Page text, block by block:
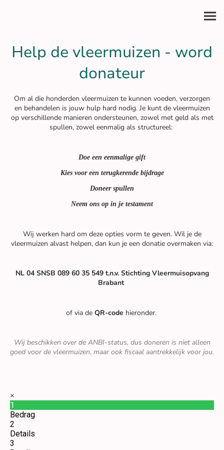
Help de vleermuizen - word
donateur
Om al die honderden vleermuizen te kunnen voeden, verzorgen
en behandelen is jouw hulp hard nodig. Je kunt de vleermuizen
op verschillende manieren ondersteunen, zowel met geld als met
spullen, zowel eenmalig als structureel:
Doe een eenmalige gift
Kies voor een terugkerende bijdrage
Doneer spullen
Neem ons op in je testament
Wij werken hard om deze opties vorm te geven. Wil je de
vleermuizen alvast helpen, dan kun je een donatie overmaken via:
NL 04 SNSB 089 60 35 549 t.n.v. Stichting Vleermuisopvang
Brabant
of via de QR-code hieronder.
Wij beschikken over de ANBI-status, dus doneren is niet alleen
goed voor de vleermuizen, maar ook fiscaal aantrekkelijk voor jou.